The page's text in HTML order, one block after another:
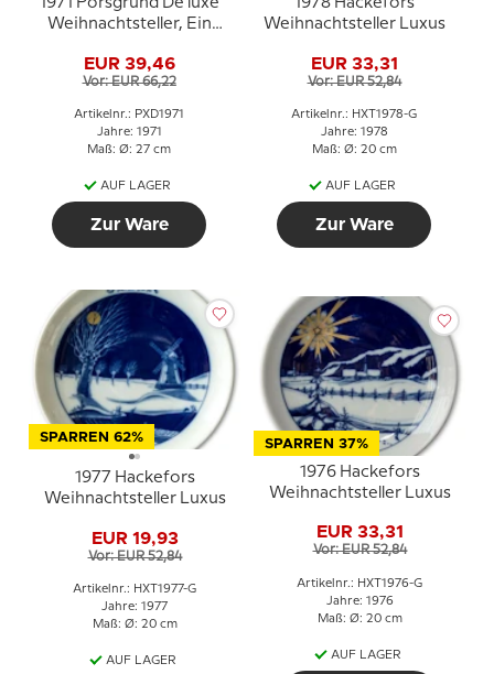
1971 Porsgrund De luxe
Weihnachtsteller, Ein
EUR 39,46
Vor: EUR 66,22
Artikelnr.: PXD1971
Jahre: 1971
Maß: Ø: 27 cm
AUF LAGER
Zur Ware
1978 Hackefors
Weihnachtsteller Luxus
EUR 33,31
Vor: EUR 52,84
Artikelnr.: HXT1978-G
Jahre: 1978
Maß: Ø: 20 cm
AUF LAGER
Zur Ware
SPARREN 62%
1977 Hackefors
Weihnachtsteller Luxus
EUR 19,93
Vor: EUR 52,84
Artikelnr.: HXT1977-G
Jahre: 1977
Maß: Ø: 20 cm
AUF LAGER
SPARREN 37%
1976 Hackefors
Weihnachtsteller Luxus
EUR 33,31
Vor: EUR 52,84
Artikelnr.: HXT1976-G
Jahre: 1976
Maß: Ø: 20 cm
AUF LAGER